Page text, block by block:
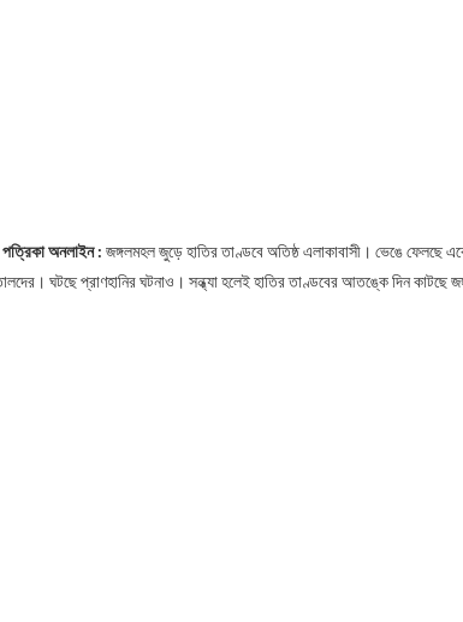
পত্রিকা অনলাইন : জঙ্গলমহল জুড়ে হাতির তাণ্ডবে অতিষ্ঠ এলাকাবাসী। ভেঙে ফেলছে
ঘটছে প্রাণহানির ঘটনাও। সন্ধ্যা হলেই হাতির তাণ্ডবের আতঙ্কে দিন কাটছে